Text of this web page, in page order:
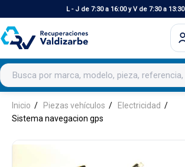
L - J de 7:30 a 16:00 y V de 7:30 a 13:30
Buscar productos
Inicio Piezas vehículos
Electricidad
Sistema navegacion gps